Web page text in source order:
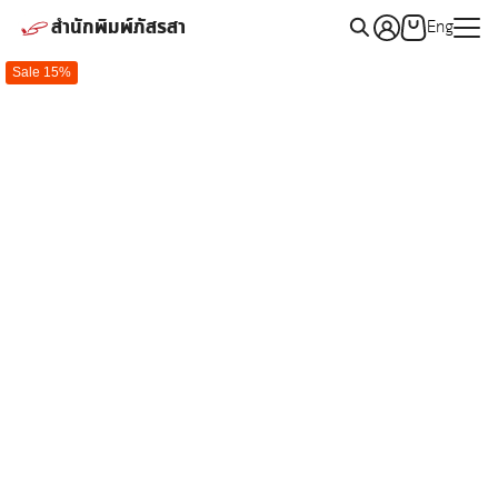
content
สำนักพิมพ์ภัสรสา
Eng
Search
for:
Sale 15%